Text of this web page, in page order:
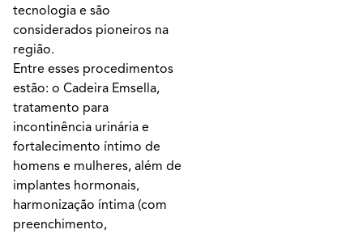
tecnologia e são
considerados pioneiros na
região.
Entre esses procedimentos
estão: o Cadeira Emsella,
tratamento para
incontinência urinária e
fortalecimento íntimo de
homens e mulheres, além de
implantes hormonais,
harmonização íntima (com
preenchimento,